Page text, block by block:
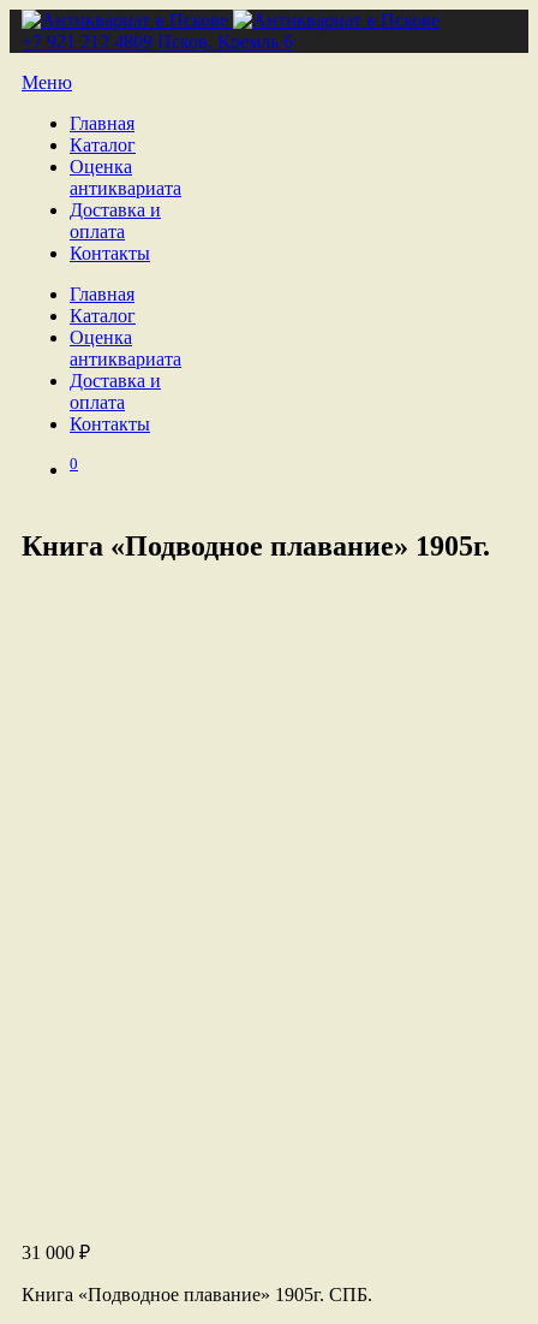
+7 921 212 4809 Псков, Кремль 6
Меню
Главная
Каталог
Оценка
антиквариата
Доставка и
оплата
Контакты
Главная
Каталог
Оценка
антиквариата
Доставка и
оплата
Контакты
0
Книга «Подводное плавание» 1905г.
31 000 ₽
Книга «Подводное плавание» 1905г. СПБ.